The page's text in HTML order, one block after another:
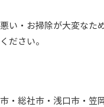
い・お掃除が大変なた
ださい。
・総社市・浅口市・